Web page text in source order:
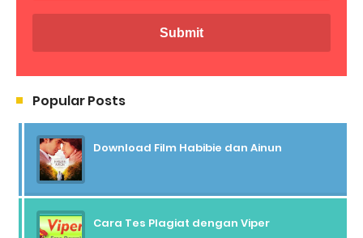
Popular Posts
Download Film Habibie dan Ainun
Cara Tes Plagiat dengan Viper